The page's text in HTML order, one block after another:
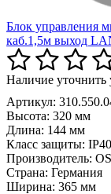
Блок управления
каб.1,5м выход
Наличие уточнить
Артикул:
Высота: 320 мм
Длина: 144 мм
Класс защиты: IP40
Производитель:
Страна: Германия
Ширина: 365 мм